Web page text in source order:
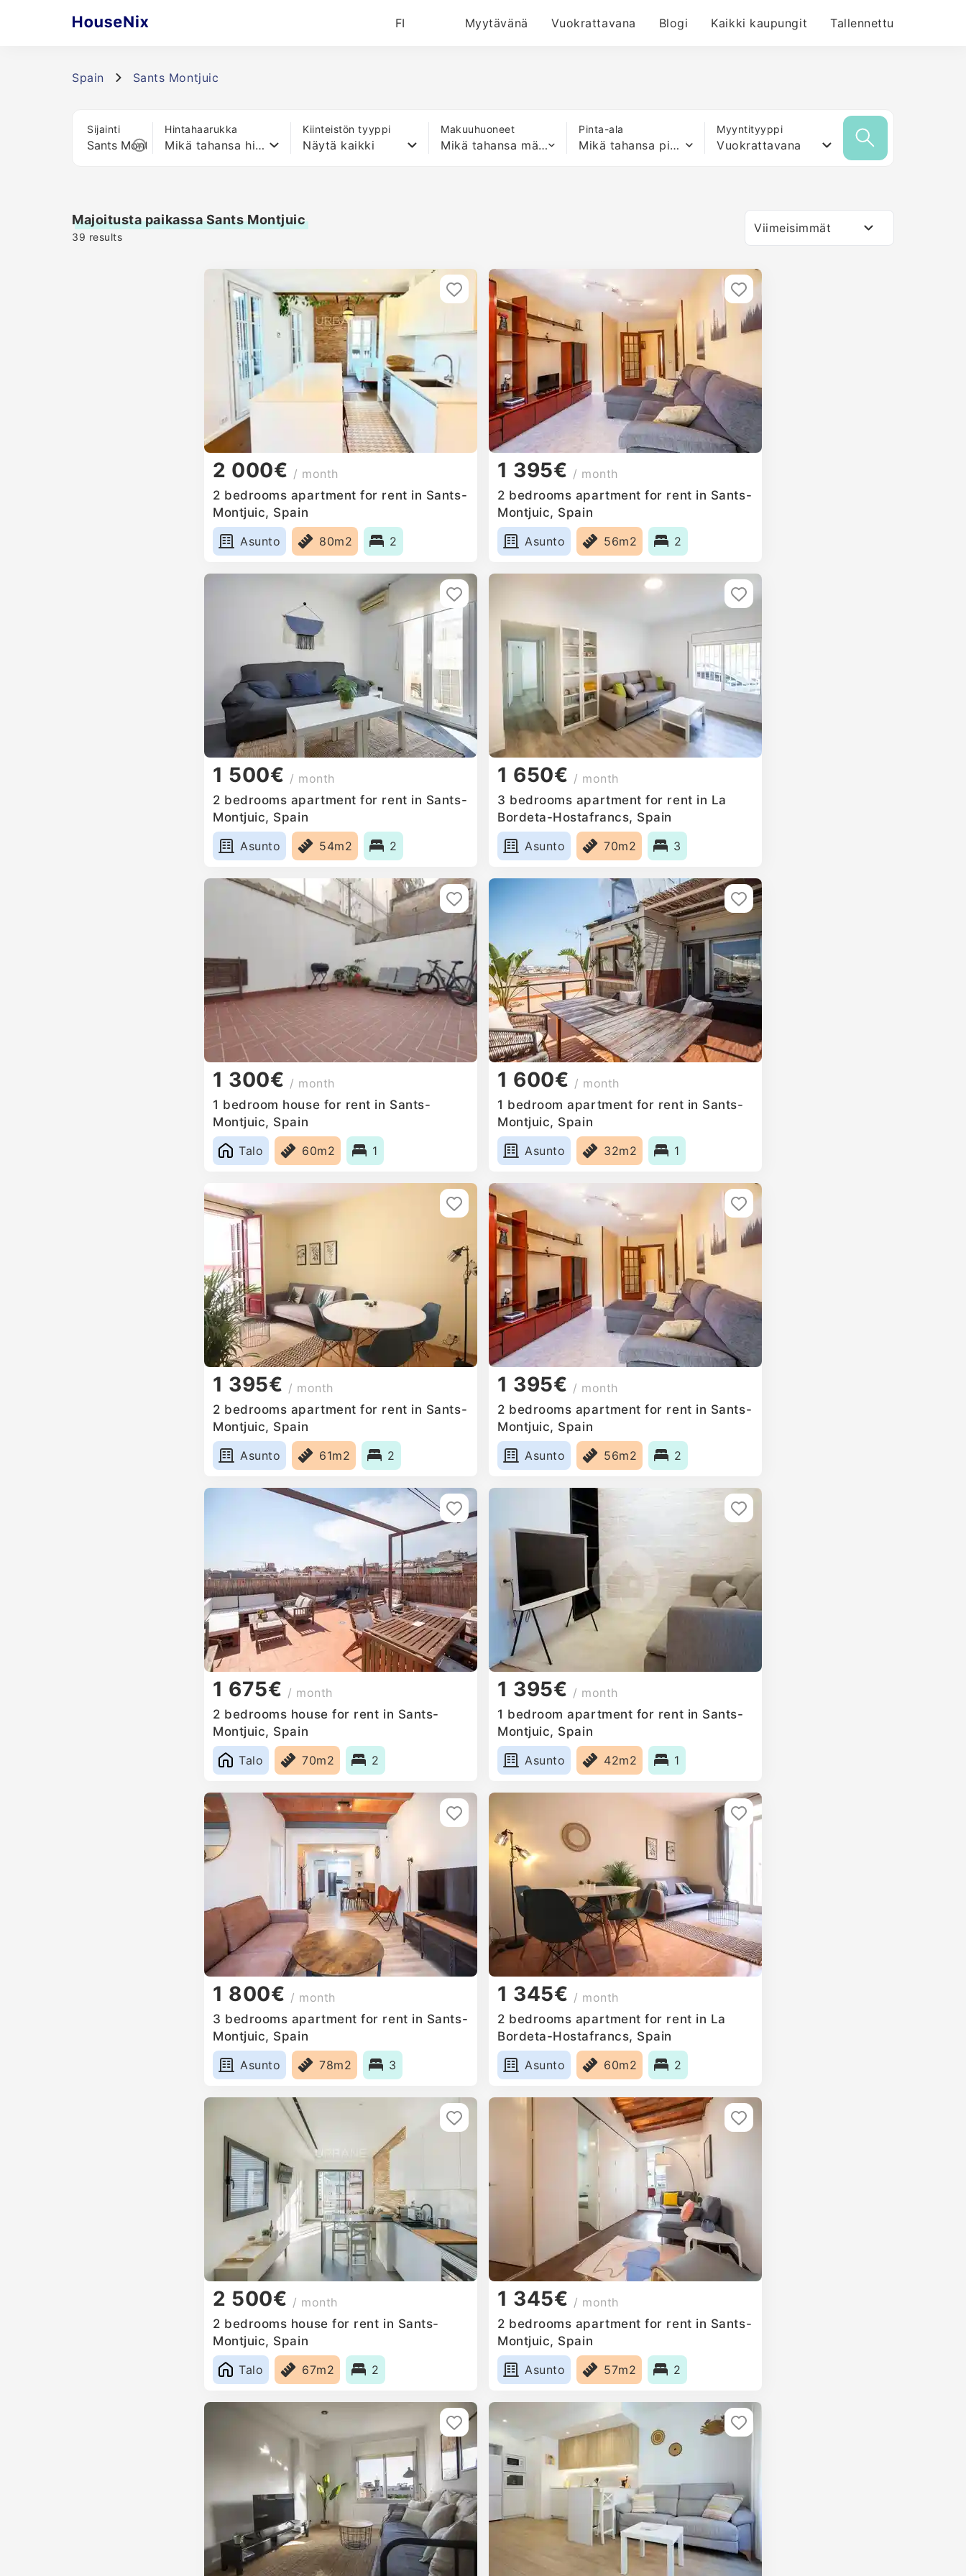
FI Myytävänä Vuokrattavana Blogi Kaikki kaupungit Tallennettu
Spain Sants Montjuic
Sijainti Hintahaarukka
Mikä tahansa hinta
Kiinteistön tyyppi
Näytä kaikki
Makuuhuoneet
Mikä tahansa määrä sänkyjä
Pinta-ala
Mikä tahansa pinta-ala
Myyntityyppi
Vuokrattavana
Majoitusta paikassa Sants Montjuic
39 results
Viimeisimmät
2 000€ / month
2 bedrooms apartment for rent in Sants-
Montjuic, Spain
Asunto
80m2 2
1 395€ / month
2 bedrooms apartment for rent in Sants-
Montjuic, Spain
Asunto
56m2 2
1 500€ / month
2 bedrooms apartment for rent in Sants-
Montjuic, Spain
Asunto
54m2 2
1 650€ / month
3 bedrooms apartment for rent in La
Bordeta-Hostafrancs, Spain
Asunto
70m2 3
1 300€ / month
1 bedroom house for rent in Sants-
Montjuic, Spain
Talo
60m2 1
1 600€ / month
1 bedroom apartment for rent in Sants-
Montjuic, Spain
Asunto
32m2 1
1 395€ / month
2 bedrooms apartment for rent in Sants-
Montjuic, Spain
Asunto
61m2 2
1 395€ / month
2 bedrooms apartment for rent in Sants-
Montjuic, Spain
Asunto
56m2 2
1 675€ / month
2 bedrooms house for rent in Sants-
Montjuic, Spain
Talo
70m2 2
1 395€ / month
1 bedroom apartment for rent in Sants-
Montjuic, Spain
Asunto
42m2 1
1 800€ / month
3 bedrooms apartment for rent in Sants-
Montjuic, Spain
Asunto
78m2 3
1 345€ / month
2 bedrooms apartment for rent in La
Bordeta-Hostafrancs, Spain
Asunto
60m2 2
2 500€ / month
2 bedrooms house for rent in Sants-
Montjuic, Spain
Talo
67m2 2
1 345€ / month
2 bedrooms apartment for rent in Sants-
Montjuic, Spain
Asunto
57m2 2